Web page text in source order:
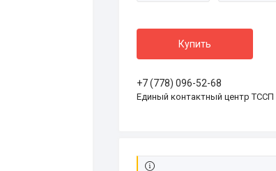
Купить
+7 (778) 096-52-68
Единый контактный центр ТССП